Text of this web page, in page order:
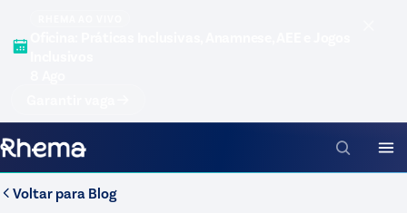
Voltar para Blog